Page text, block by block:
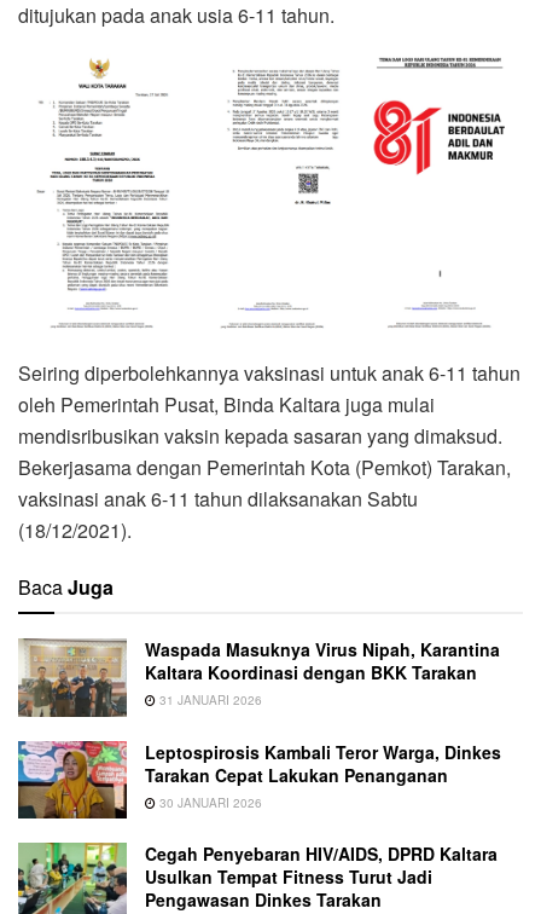
ditujukan pada anak usia 6-11 tahun.
Seiring diperbolehkannya vaksinasi untuk anak 6-11 tahun
oleh Pemerintah Pusat, Binda Kaltara juga mulai
mendisribusikan vaksin kepada sasaran yang dimaksud.
Bekerjasama dengan Pemerintah Kota (Pemkot) Tarakan,
vaksinasi anak 6-11 tahun dilaksanakan Sabtu
(18/12/2021).
BacaJuga
Waspada Masuknya Virus Nipah, Karantina
Kaltara Koordinasi dengan BKK Tarakan
31 JANUARI 2026
Leptospirosis Kambali Teror Warga, Dinkes
Tarakan Cepat Lakukan Penanganan
30 JANUARI 2026
Cegah Penyebaran HIV/AIDS, DPRD Kaltara
Usulkan Tempat Fitness Turut Jadi
Pengawasan Dinkes Tarakan